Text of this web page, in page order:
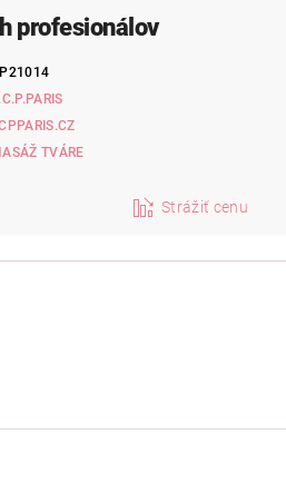
profesionálov
TVÁRE
Strážiť cenu